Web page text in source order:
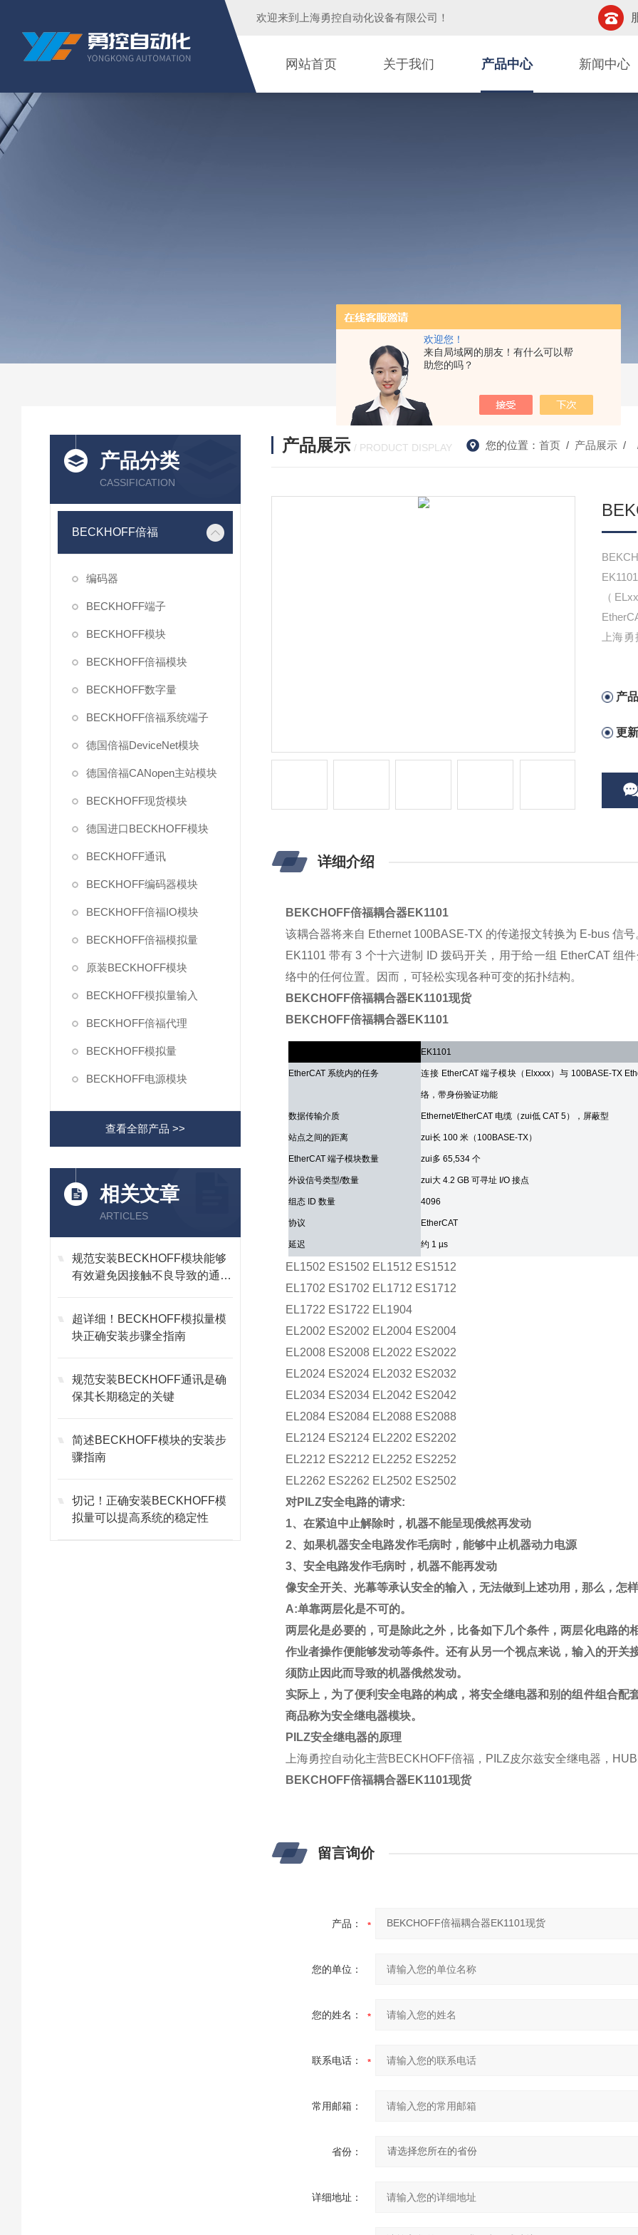
欢迎您！
来自局域网的朋友！有什么可以帮
助您的吗？
欢迎来到 上海勇控自动化设备有限公司 ！
网站首页 关于我们 产品中心 新闻中心
产品分类
CASSIFICATION
BECKHOFF倍福
编码器
BECKHOFF端子
BECKHOFF模块
BECKHOFF倍福模块
BECKHOFF数字量
BECKHOFF倍福系统端子
德国倍福DeviceNet模块
德国倍福CANopen主站模块
BECKHOFF现货模块
德国进口BECKHOFF模块
BECKHOFF通讯
BECKHOFF编码器模块
BECKHOFF倍福IO模块
BECKHOFF倍福模拟量
原装BECKHOFF模块
BECKHOFF模拟量输入
BECKHOFF倍福代理
BECKHOFF模拟量
BECKHOFF电源模块
查看全部产品 >>
相关文章
ARTICLES
规范安装BECKHOFF模块能够
有效避免因接触不良导致的通讯
超详细！BECKHOFF模拟量模
块正确安装步骤全指南
规范安装BECKHOFF通讯是确
保其长期稳定的关键
简述BECKHOFF模块的安装步
骤指南
切记！正确安装BECKHOFF模
拟量可以提高系统的稳定性
产品展示 / PRODUCT DISPLAY 您的位置： 首页/ 产品展示/
（
上海
产
更
详细介绍
BEKCHOFF倍福耦合器EK1101
该耦合器将来自 Ethernet 100BASE-TX 的传递报文转换为 E-bus 信号
EK1101 带有 3 个十六进制 ID 拨码开关，用于给一组 EtherCAT 组
络中的任何位置。因而，可轻松实现各种可变的拓扑结构。
BEKCHOFF倍福耦合器EK1101现货
BEKCHOFF倍福耦合器EK1101
EK1101
EtherCAT 系统内的任务 连接 EtherCAT 端子模块（Elxxxx）与 100BASE-TX
络，带身份验证功能
数据传输介质 Ethernet/EtherCAT 电缆（zui低 CAT 5），屏蔽型
站点之间的距离 zui长 100 米（100BASE-TX）
EtherCAT 端子模块数量 zui多 65,534 个
外设信号类型/数量 zui大 4.2 GB 可寻址 I/O 接点
组态 ID 数量 4096
协议 EtherCAT
延迟 约 1 µs
数据传输率 100 Mbaud
组态 无需配置
总线接口
EL1502 ES1502 EL1512 ES1512
EL1702 ES1702 EL1712 ES1712
EL1722 ES1722 EL1904
EL2002 ES2002 EL2004 ES2004
EL2008 ES2008 EL2022 ES2022
EL2024 ES2024 EL2032 ES2032
EL2034 ES2034 EL2042 ES2042
EL2084 ES2084 EL2088 ES2088
EL2124 ES2124 EL2202 ES2202
EL2212 ES2212 EL2252 ES2252
EL2262 ES2262 EL2502 ES2502
对PILZ安全电路的请求:
1、在紧迫中止解除时，机器不能呈现俄然再发动
2、如果机器安全电路发作毛病时，能够中止机器动力电源
3、安全电路发作毛病时，机器不能再发动
像安全开关、光幕等承认安全的输入，无法做到上述功用，那么，怎
A:单靠两层化是不可的。
两层化是必要的，可是除此之外，比备如下几个条件，两层化电路的
作业者操作便能够发动等条件。还有从另一个视点来说，输入的开关
须防止因此而导致的机器俄然发动。
实际上，为了便利安全电路的构成，将安全继电器和别的组件组合配
商品称为安全继电器模块。
PILZ安全继电器的原理
上海勇控自动化主营BECKHOFF倍福，PILZ皮尔兹安全继电器，
BEKCHOFF倍福耦合器EK1101现货
留言询价
产品：
您的单位：
您的姓名：
联系电话：
常用邮箱：
省份：
详细地址：